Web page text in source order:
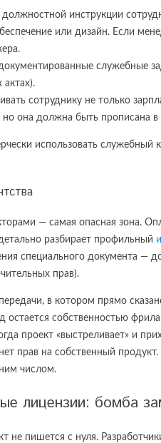
инструкции
или дизайн. Если
служебные
сотруднику не только
но она должна быть прописана в
использовать служебный
— самая опасная зона.
разбирает профильный
специального документа —
прав).
в котором прямо
остается собственностью
проект «выстреливает» и
прав на собственный
числом.
лицензии: бомба
не пишется с нуля.